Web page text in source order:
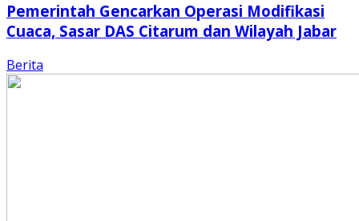
Pemerintah Gencarkan Operasi Modifikasi
Cuaca, Sasar DAS Citarum dan Wilayah Jabar
Berita